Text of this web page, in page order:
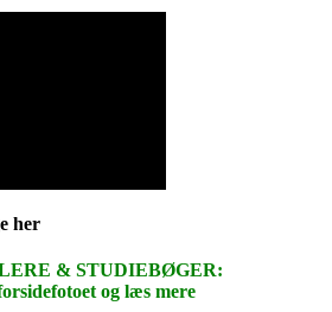
her
& STUDIEBØGER:
og læs mere